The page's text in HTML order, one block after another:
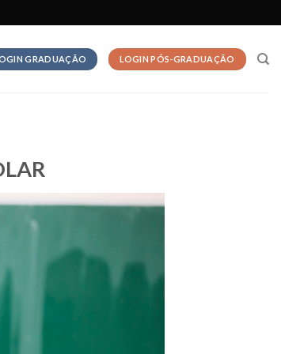
GRADUAÇÃO LOGIN PÓS-GRADUAÇÃO